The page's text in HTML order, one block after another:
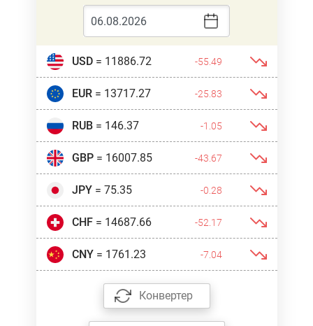
USD= 11886.72 -55.49
EUR= 13717.27 -25.83
RUB= 146.37 -1.05
GBP= 16007.85 -43.67
JPY= 75.35 -0.28
CHF= 14687.66 -52.17
CNY= 1761.23 -7.04
Конвертер